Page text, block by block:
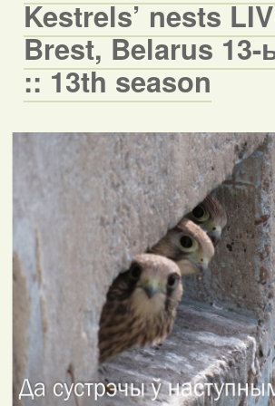
Kestrels’ nests
Brest, Belarus 13-
:: 13th season